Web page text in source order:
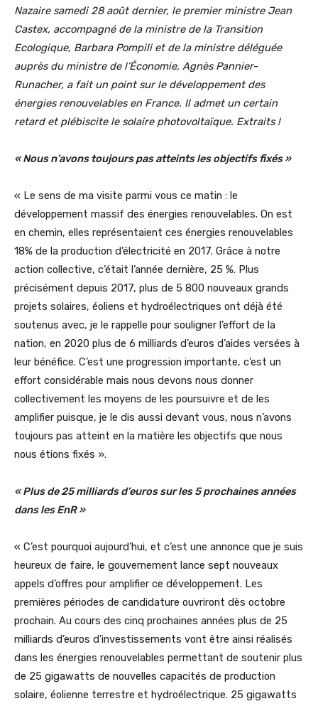
Nazaire samedi 28 août dernier, le premier ministre Jean
Castex, accompagné de la ministre de la Transition
Ecologique, Barbara Pompili et de la ministre déléguée
auprès du ministre de l’Économie, Agnès Pannier-
Runacher, a fait un point sur le développement des
énergies renouvelables en France. Il admet un certain
retard et plébiscite le solaire photovoltaïque. Extraits !
« Nous n’avons toujours pas atteints les objectifs fixés »
« Le sens de ma visite parmi vous ce matin : le
développement massif des énergies renouvelables. On est
en chemin, elles représentaient ces énergies renouvelables
18% de la production d’électricité en 2017. Grâce à notre
action collective, c’était l’année dernière, 25 %. Plus
précisément depuis 2017, plus de 5 800 nouveaux grands
projets solaires, éoliens et hydroélectriques ont déjà été
soutenus avec, je le rappelle pour souligner l’effort de la
nation, en 2020 plus de 6 milliards d’euros d’aides versées à
leur bénéfice. C’est une progression importante, c’est un
effort considérable mais nous devons nous donner
collectivement les moyens de les poursuivre et de les
amplifier puisque, je le dis aussi devant vous, nous n’avons
toujours pas atteint en la matière les objectifs que nous
nous étions fixés ».
« Plus de 25 milliards d’euros sur les 5 prochaines années
dans les EnR »
« C’est pourquoi aujourd’hui, et c’est une annonce que je suis
heureux de faire, le gouvernement lance sept nouveaux
appels d’offres pour amplifier ce développement. Les
premières périodes de candidature ouvriront dès octobre
prochain. Au cours des cinq prochaines années plus de 25
milliards d’euros d’investissements vont être ainsi réalisés
dans les énergies renouvelables permettant de soutenir plus
de 25 gigawatts de nouvelles capacités de production
solaire, éolienne terrestre et hydroélectrique. 25 gigawatts